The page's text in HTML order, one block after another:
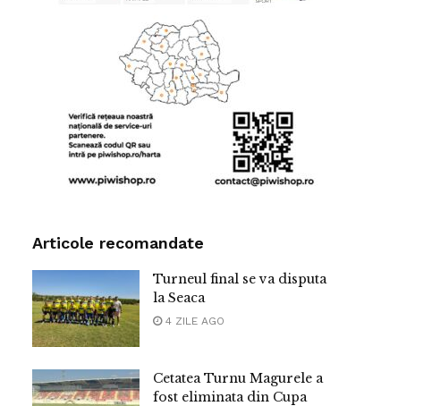
Articole recomandate
Turneul final se va disputa
la Seaca
4 ZILE AGO
Cetatea Turnu Magurele a
fost eliminata din Cupa